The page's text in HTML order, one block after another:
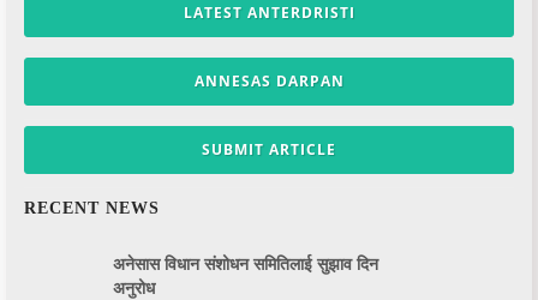
PUBLICATIONS
GALLERY
LITERATURE
LATEST ANTERDRISTI
ANNESAS DARPAN
SUBMIT ARTICLE
RECENT NEWS
अनेसास विधान संशोधन समितिलाई सुझाव दिन
अनुरोध